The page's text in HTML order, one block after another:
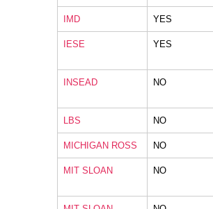
IMD YES
IESE YES
INSEAD NO
LBS NO
MICHIGAN ROSS NO
MIT SLOAN NO